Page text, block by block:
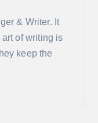
& Writer. It
of writing is
keep the